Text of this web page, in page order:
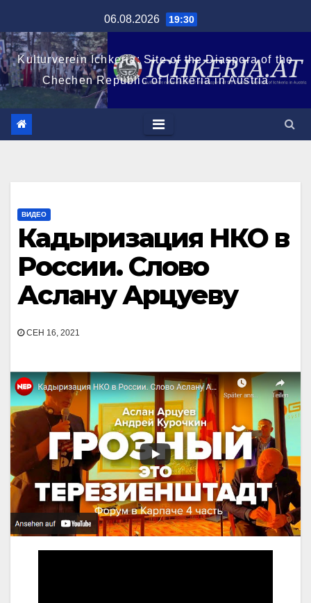
к
содержимому
06.08.2026 19:30
Kulturverein Ichkeria: Site of the Diaspora of the
Chechen Republic of Ichkeria in Austria
ВИДЕО
Кадыризация НКО в
России. Слово
Аслану Арцуеву
СЕН 16, 2021